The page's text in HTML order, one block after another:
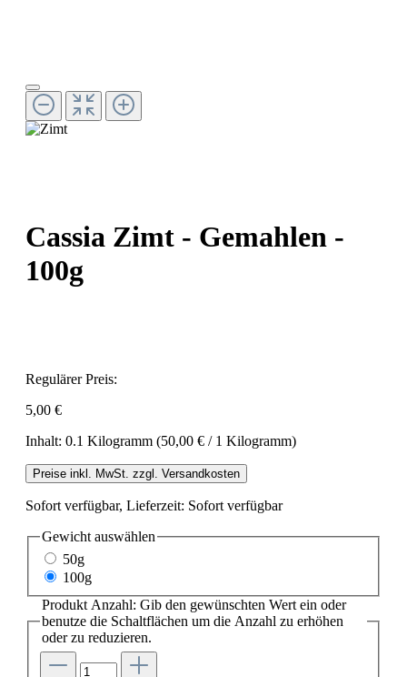
Cassia Zimt - Gemahlen -
100g
Regulärer Preis:
5,00 €
Inhalt: 0.1 Kilogramm (50,00 € / 1 Kilogramm)
Preise inkl. MwSt. zzgl. Versandkosten
Sofort verfügbar, Lieferzeit: Sofort verfügbar
Gewicht auswählen
50g
100g
Produkt Anzahl: Gib den gewünschten Wert ein oder
benutze die Schaltflächen um die Anzahl zu erhöhen
oder zu reduzieren.